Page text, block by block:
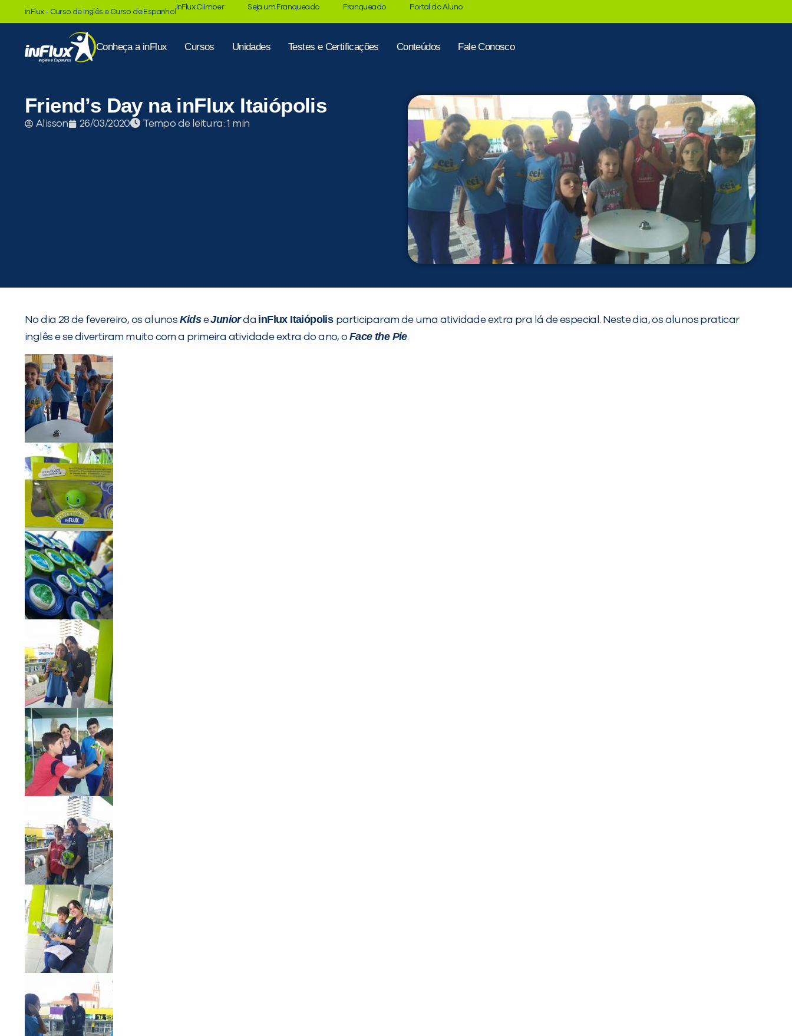
inFlux - Curso de Inglês e Curso de Espanhol
inFlux Climber Seja um Franqueado Franqueado Portal do Aluno
Conheça a inFlux Cursos Unidades Testes e Certificações Conteúdos Fale Conosco
Friend’s Day na inFlux Itaiópolis
Alisson 26/03/2020 Tempo de leitura:
No dia 28 de fevereiro, os alunos KidseJuniorda inFlux Itaiópolis participaram de uma atividade extra pra lá de especial. Neste dia, os alunos praticar
inglês e se divertiram muito com a primeira atividade extra do ano, o Face the Pie.